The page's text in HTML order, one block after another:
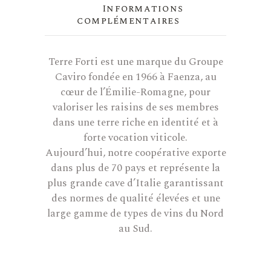
Informations
complémentaires
Terre Forti est une marque du Groupe
Caviro fondée en 1966 à Faenza, au
cœur de l’Émilie-Romagne, pour
valoriser les raisins de ses membres
dans une terre riche en identité et à
forte vocation viticole.
Aujourd’hui, notre coopérative exporte
dans plus de 70 pays et représente la
plus grande cave d’Italie garantissant
des normes de qualité élevées et une
large gamme de types de vins du Nord
au Sud.